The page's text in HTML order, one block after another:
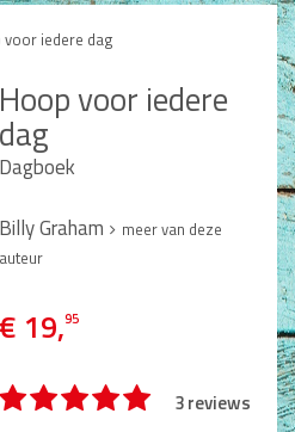
voor iedere dag
Hoop voor iedere
dag
Dagboek
Billy Graham
meer van deze
auteur
€ 19,95
3 reviews